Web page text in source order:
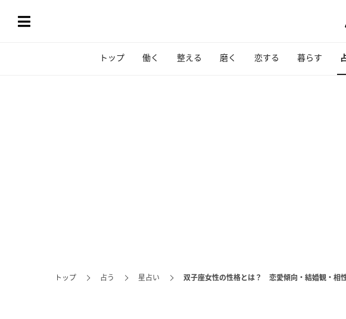
トップ 働く 整える 磨く 恋する 暮らす
トップ 占う 星占い 双子座女性の性格とは？ 恋愛傾向・結婚観・相